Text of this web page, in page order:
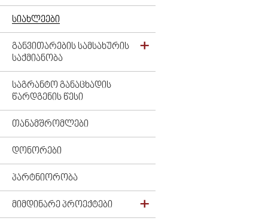
ᲡᲘᲐᲮᲚᲔᲔᲑᲘ
ᲒᲐᲜᲕᲘᲗᲐᲠᲔᲑᲘᲡ ᲡᲐᲛᲡᲐᲮᲣᲠᲘᲡ
ᲡᲐᲥᲛᲘᲐᲜᲝᲑᲐ
ᲡᲐᲒᲠᲐᲜᲢᲝ ᲒᲐᲜᲐᲪᲮᲐᲓᲘᲡ
ᲬᲐᲠᲓᲒᲔᲜᲘᲡ ᲬᲔᲡᲘ
ᲗᲐᲜᲐᲛᲨᲠᲝᲛᲚᲔᲑᲘ
ᲓᲝᲜᲝᲠᲔᲑᲘ
ᲞᲐᲠᲢᲜᲘᲝᲠᲝᲑᲐ
ᲛᲘᲛᲓᲘᲜᲐᲠᲔ ᲞᲠᲝᲔᲥᲢᲔᲑᲘ